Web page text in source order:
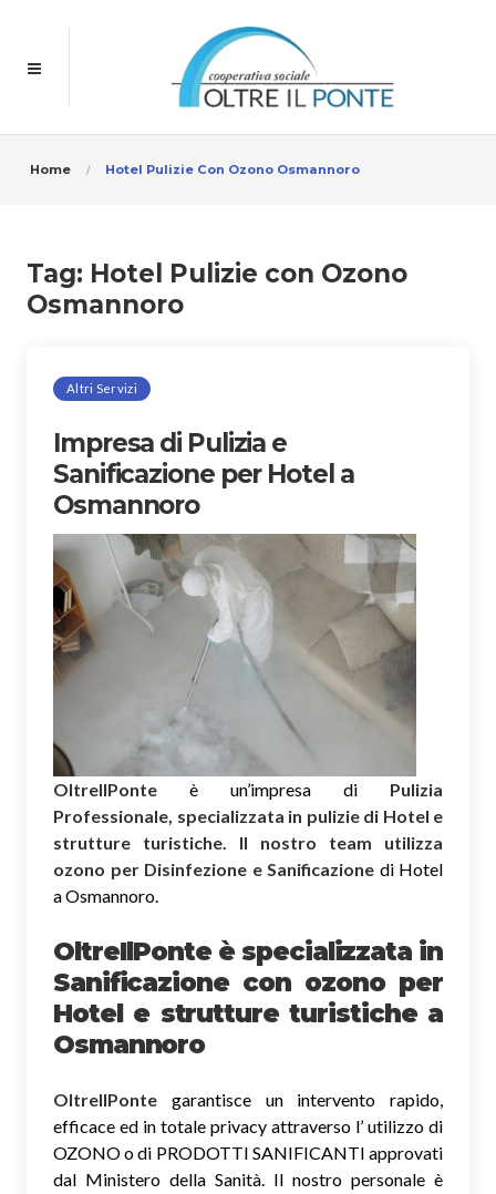
Home Hotel Pulizie Con Ozono Osmannoro
Tag: Hotel Pulizie con Ozono
Osmannoro
Altri Servizi
Impresa di Pulizia e
Sanificazione per Hotel a
Osmannoro
OltreIlPonte è un’impresa di Pulizia
Professionale, specializzata in pulizie di Hotel e
strutture turistiche. Il nostro team utilizza
ozono per Disinfezione e Sanificazione di Hotel
a Osmannoro.
OltreIlPonte è specializzata in
Sanificazione con ozono per
Hotel e strutture turistiche a
Osmannoro
OltreIlPonte garantisce un intervento rapido,
efficace ed in totale privacy attraverso l’ utilizzo di
OZONO o di PRODOTTI SANIFICANTI approvati
dal Ministero della Sanità. Il nostro personale è